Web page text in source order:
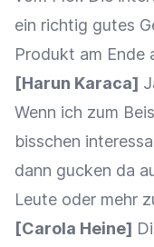
ein richtig gutes
Produkt am Ende
[Harun Karaca]
Wenn ich zum
bisschen
dann gucken da
Leute oder mehr
[Carola Heine]